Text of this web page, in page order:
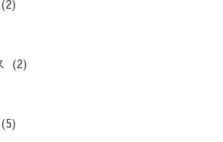
(2)
(2)
(5)